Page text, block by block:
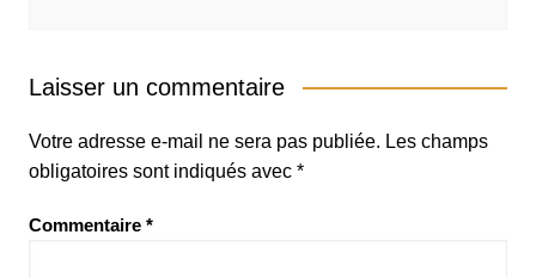
Laisser un commentaire
Votre adresse e-mail ne sera pas publiée. Les champs
obligatoires sont indiqués avec *
Commentaire *